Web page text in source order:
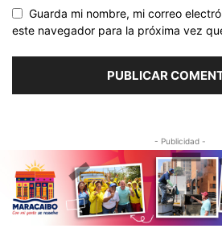
Guarda mi nombre, mi correo
este navegador para la próxima vez
- Publicidad -